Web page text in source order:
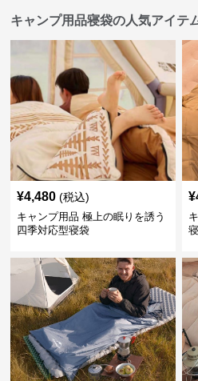
キャンプ用品寝袋の人気アイテ
¥4,480 (税込)
キャンプ用品 極上の眠りを誘う
四季対応型寝袋
¥